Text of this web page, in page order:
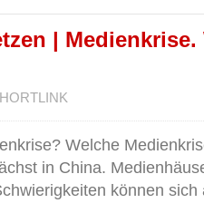
| Medienkrise.
Welche
in China.
können